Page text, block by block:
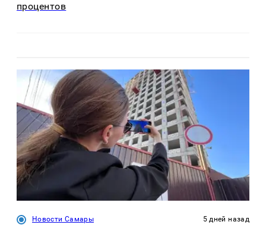
процентов
Новости Самары 5 дней назад